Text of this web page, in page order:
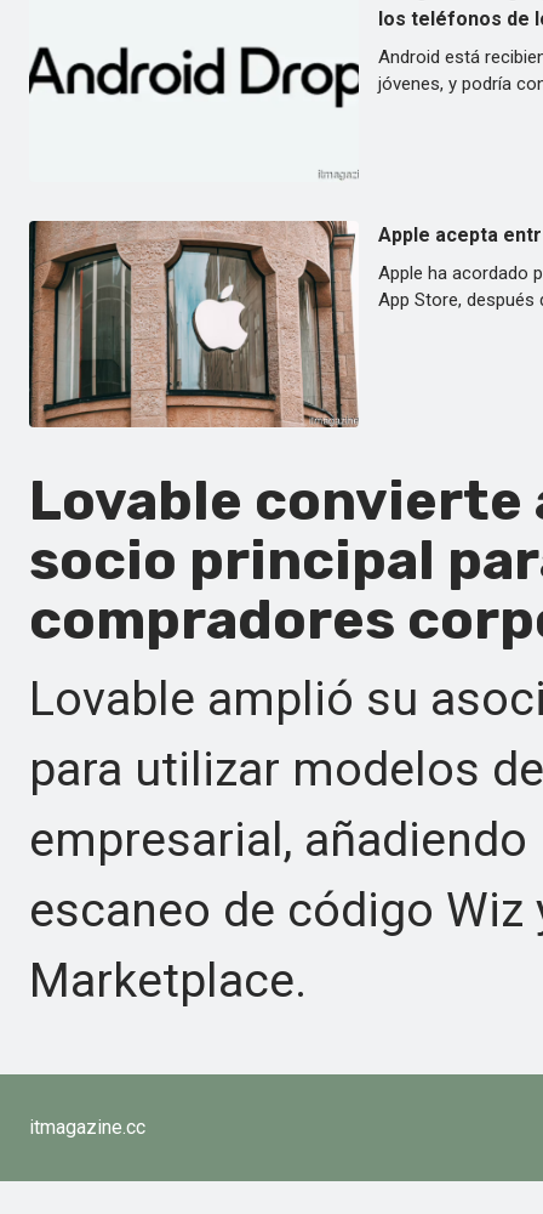
los teléfonos de
Android está
jóvenes, y podría
Apple acepta
Apple ha acordado
App Store, después
Lovable convierte
socio principal
compradores
Lovable amplió su
para utilizar modelos
empresarial,
escaneo de código
Marketplace.
itmagazine.cc